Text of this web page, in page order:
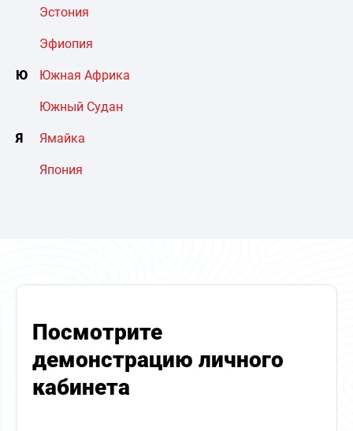
Эстония
Эфиопия
Ю Южная Африка
Южный Судан
Я Ямайка
Япония
Посмотрите
демонстрацию личного
кабинета